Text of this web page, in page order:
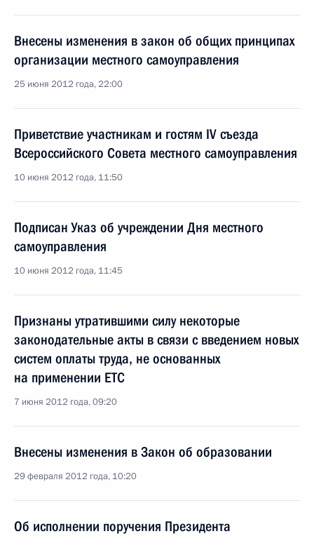
Внесены изменения в закон об общих принципах
организации местного самоуправления
25 июня 2012 года, 22:00
Приветствие участникам и гостям IV съезда
Всероссийского Совета местного самоуправления
10 июня 2012 года, 11:50
Подписан Указ об учреждении Дня местного
самоуправления
10 июня 2012 года, 11:45
Признаны утратившими силу некоторые
законодательные акты в связи с введением новых
систем оплаты труда, не основанных
на применении ЕТС
7 июня 2012 года, 09:20
Внесены изменения в Закон об образовании
29 февраля 2012 года, 10:20
Об исполнении поручения Президента